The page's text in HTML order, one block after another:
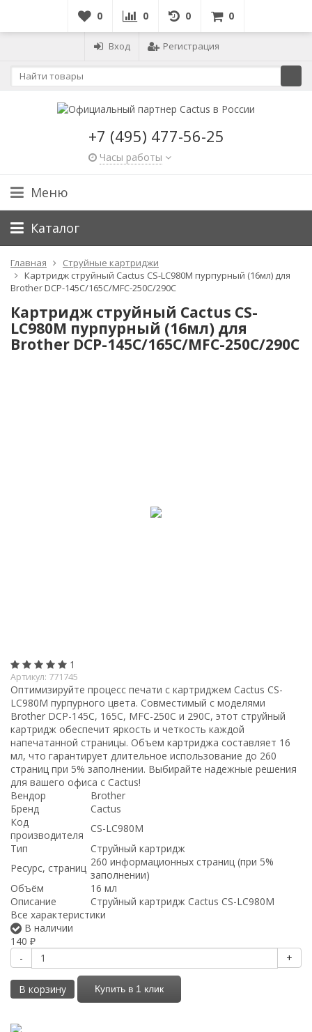
0 0 0 0
Вход Регистрация
+7 (495) 477-56-25
Часы работы
Меню
Каталог
Главная
Струйные картриджи
Картридж струйный Cactus CS-LC980M пурпурный (16мл) для
Brother DCP-145C/165C/MFC-250C/290C
Картридж струйный Cactus CS-
LC980M пурпурный (16мл) для
Brother DCP-145C/165C/MFC-250C/290C
1
Артикул: 771745
Оптимизируйте процесс печати с картриджем Cactus CS-
LC980M пурпурного цвета. Совместимый с моделями
Brother DCP-145C, 165C, MFC-250C и 290C, этот струйный
картридж обеспечит яркость и четкость каждой
напечатанной страницы. Объем картриджа составляет 16
мл, что гарантирует длительное использование до 260
страниц при 5% заполнении. Выбирайте надежные решения
для вашего офиса с Cactus!
Вендор
Brother
Бренд
Cactus
Код
производителя
CS-LC980M
Тип
Струйный картридж
Ресурс, страниц 260 информационных страниц (при 5%
заполнении)
Объём
16 мл
Описание
Струйный картридж Cactus CS-LC980M
Все характеристики
В наличии
140 ₽
- +
В корзину Купить в 1 клик